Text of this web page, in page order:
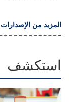
المزيد من
استكشف